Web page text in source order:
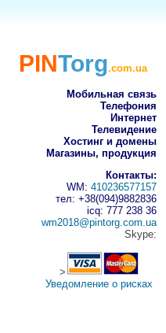
PINTorg.com.ua
Мобильная связь
Телефония
Интернет
Телевидение
Хостинг и домены
Магазины, продукция
Контакты:
WM: 410236577157
тел: +38(094)9882836
icq: 777 238 36
wm2018@pintorg.com.ua
Skype:
>
Уведомление о рисках